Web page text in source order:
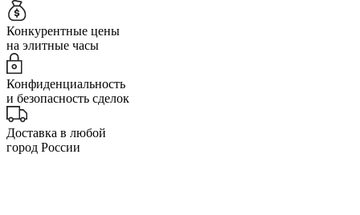
Конкурентные цены
на элитные часы
Конфиденциальность
и безопасность сделок
Доставка в любой
город России